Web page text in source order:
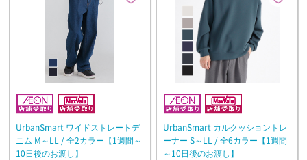
UrbanSmart ワイドストレートデ
ニム M～LL / 全2カラー【1週間～
10日後のお渡し】
UrbanSmart カルクッショントレ
ーナー S～LL / 全6カラー【1週間
～10日後のお渡し】